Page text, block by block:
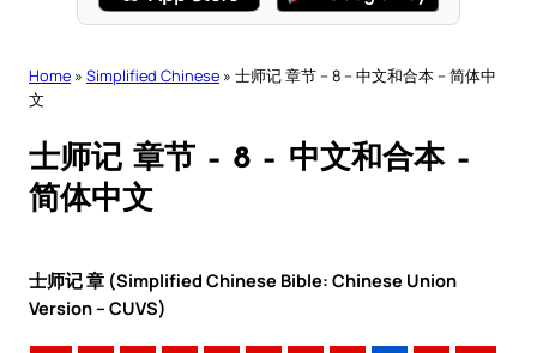
Home » Simplified Chinese » 士师记 章节 – 8 – 中文和合本 – 简体中
文
士师记 章节 – 8 – 中文和合本 –
简体中文
士师记 章 (Simplified Chinese Bible: Chinese Union
Version – CUVS)